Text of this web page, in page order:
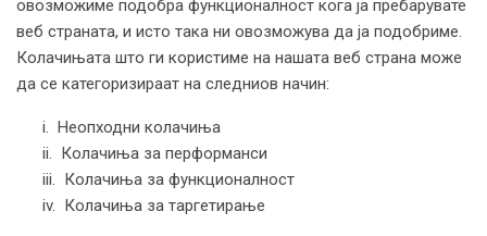
овозможиме подобра функционалност кога ја пребарувате
веб страната, и исто така ни овозможува да ја подобриме.
Колачињата што ги користиме на нашата веб страна може
да се категоризираат на следниов начин:
i. Неопходни колачиња
ii. Колачиња за перформанси
iii. Колачиња за функционалност
iv. Колачиња за таргетирање